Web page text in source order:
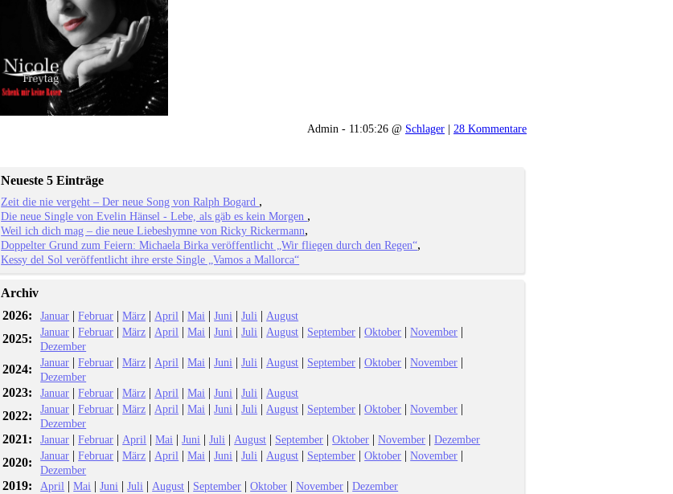
Admin - 11:05:26 @ Schlager | 28 Kommentare
Neueste 5 Einträge
Zeit die nie vergeht – Der neue Song von Ralph Bogard
Die neue Single von Evelin Hänsel - Lebe, als gäb es kein Morgen
Weil ich dich mag – die neue Liebeshymne von Ricky Rickermann
Doppelter Grund zum Feiern: Michaela Birka veröffentlicht „Wir fliegen durch den Regen“
Kessy del Sol veröffentlicht ihre erste Single „Vamos a Mallorca“
Archiv
2026:
Januar |Februar |März |April |Mai |Juni |Juli |August
2025: Januar |Februar |März |April |Mai |Juni |Juli |August September |Oktober |November
Dezember
2024: Januar |Februar |März |April |Mai |Juni |Juli |August September |Oktober |November
Dezember
2023: Januar |Februar |März |April |Mai |Juni |Juli |August
2022: Januar |Februar |März |April |Mai |Juni |Juli |August September |Oktober |November
Dezember
2021: Januar |Februar |April |Mai |Juni |Juli |August September |Oktober |November |Dezember
2020: Januar |Februar |März |April |Mai |Juni |Juli |August September |Oktober |November
Dezember
2019: April |Mai |Juni |Juli |August September |Oktober |November |Dezember